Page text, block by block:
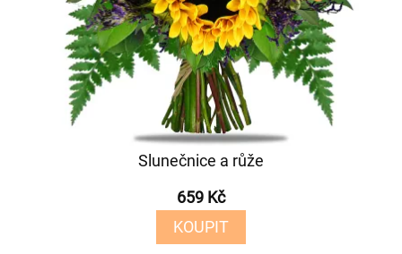
Slunečnice a růže
659 Kč
KOUPIT